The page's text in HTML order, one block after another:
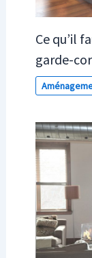
Ce qu’il
garde-